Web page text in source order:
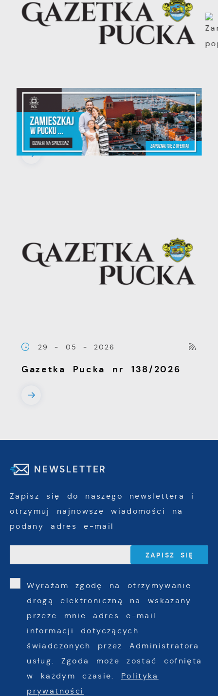
30 - 06 - 2026
Gazetka Pucka nr 139/2026
29 - 05 - 2026
Gazetka Pucka nr 138/2026
NEWSLETTER
Zapisz się do naszego newslettera i
otrzymuj najnowsze wiadomości na
podany adres e-mail
Wyrażam zgodę na otrzymywanie
drogą elektroniczną na wskazany
przeze mnie adres e-mail
informacji dotyczących
świadczonych przez Administratora
usług. Zgoda może zostać cofnięta
w każdym czasie. Polityka
prywatności